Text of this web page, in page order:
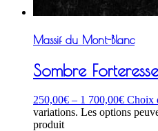
Massif du Mont-Blanc
Sombre Forteresse
250,00€ – 1 700,00€ Choix
variations. Les options
produit